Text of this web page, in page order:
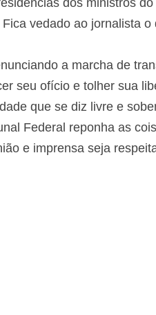
dos ministros
vedado ao jornalista
a marcha de
seu ofício e tolher sua
que se diz livre e
Federal reponha as
e imprensa seja